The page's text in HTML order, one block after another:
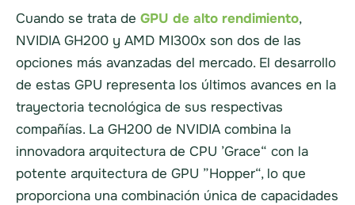
Cuando se trata de GPU de alto rendimiento,
NVIDIA GH200 y AMD MI300x son dos de las
opciones más avanzadas del mercado. El desarrollo
de estas GPU representa los últimos avances en la
trayectoria tecnológica de sus respectivas
compañías. La GH200 de NVIDIA combina la
innovadora arquitectura de CPU ’Grace“ con la
potente arquitectura de GPU ”Hopper“, lo que
proporciona una combinación única de capacidades